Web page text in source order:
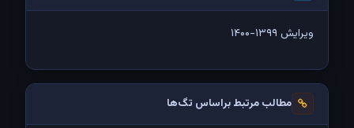
ویرایش ۱۳۹۹-۱۴۰۰
مطالب مرتبط براساس تگ‌ها